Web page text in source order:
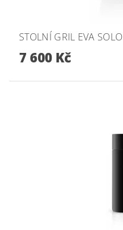
STOLNÍ GRIL EVA SOLO
7 600 Kč